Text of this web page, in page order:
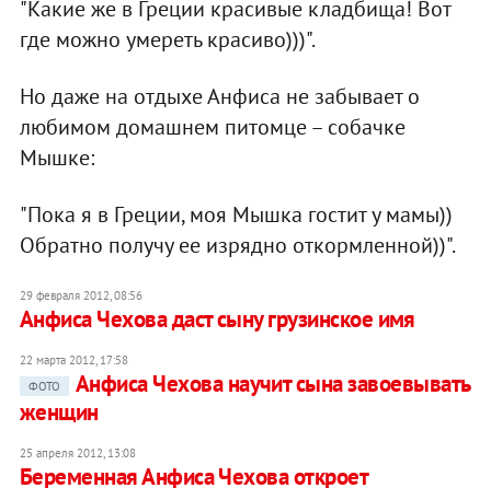
"Какие же в Греции красивые кладбища! Вот
где можно умереть красиво)))".
Но даже на отдыхе Анфиса не забывает о
любимом домашнем питомце – собачке
Мышке:
"Пока я в Греции, моя Мышка гостит у мамы))
Обратно получу ее изрядно откормленной))".
29 февраля 2012, 08:56
Анфиса Чехова даст сыну грузинское имя
22 марта 2012, 17:58
ФОТО
Анфиса Чехова научит сына завоевывать
женщин
25 апреля 2012, 13:08
Беременная Анфиса Чехова откроет